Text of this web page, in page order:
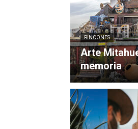
RINCONES
Arte
memoria